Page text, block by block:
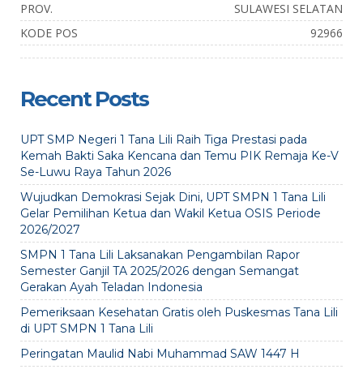
PROV.
SULAWESI SELATAN
KODE POS
92966
Recent Posts
UPT SMP Negeri 1 Tana Lili Raih Tiga Prestasi pada
Kemah Bakti Saka Kencana dan Temu PIK Remaja Ke-V
Se-Luwu Raya Tahun 2026
Wujudkan Demokrasi Sejak Dini, UPT SMPN 1 Tana Lili
Gelar Pemilihan Ketua dan Wakil Ketua OSIS Periode
2026/2027
SMPN 1 Tana Lili Laksanakan Pengambilan Rapor
Semester Ganjil TA 2025/2026 dengan Semangat
Gerakan Ayah Teladan Indonesia
Pemeriksaan Kesehatan Gratis oleh Puskesmas Tana Lili
di UPT SMPN 1 Tana Lili
Peringatan Maulid Nabi Muhammad SAW 1447 H